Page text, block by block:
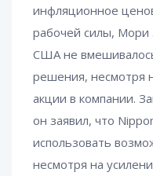
инфляционное
рабочей силы, Мори
США не
решения, несмотря
акции в компании.
он заявил, что
использовать
несмотря на